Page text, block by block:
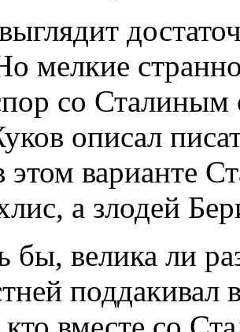
мелкие
со Сталиным
описал
этом варианте
а злодей
бы, велика ли